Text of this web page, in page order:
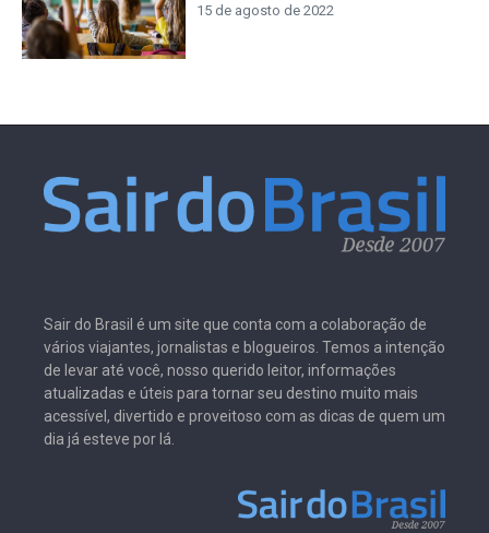
15 de agosto de 2022
Sair do Brasil é um site que conta com a colaboração de
vários viajantes, jornalistas e blogueiros. Temos a intenção
de levar até você, nosso querido leitor, informações
atualizadas e úteis para tornar seu destino muito mais
acessível, divertido e proveitoso com as dicas de quem um
dia já esteve por lá.